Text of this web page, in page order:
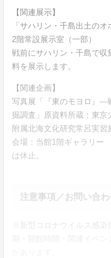
【関連展示】
「サハリン・千島出土の
2階常設展示室（一部）
戦前にサハリン・千島で収
料を展示します。
【関連企画】
写真展「『東のモヨロ』―
掘調査」原資料所蔵：東京
附属北海文化研究常呂実習
会場：当館1階ギャラリー
は休止。
注意事項／お問い合
※新型コロナウイルス感染